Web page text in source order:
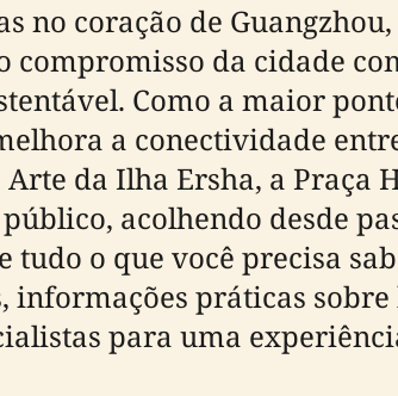
no coração de
compromisso da cidade
Como a maior
a conectividade
da Ilha Ersha, a Praça
acolhendo desde
o que você precisa
práticas sobre
para uma